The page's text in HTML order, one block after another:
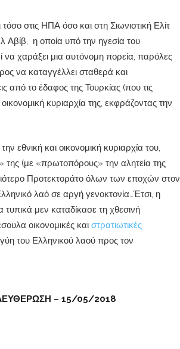
στις ΗΠΑ όσο και στη Σιωνιστική Ελίτ
Αβίβ, η οποία υπό την ηγεσία του
χαράξει μια αυτόνομη πορεία, παρόλες
να καταγγέλλει σταθερά και
από το έδαφος της Τουρκίας (που τις
οικονομική κυριαρχία της, εκφράζοντας την
εθνική και οικονομική κυριαρχία του,
της (με «πρωτοπόρους» την αλητεία της
Προτεκτοράτο όλων των εποχών στον
λαό σε αργή γενοκτονία…Έτσι, η
μεν καταδίκασε τη χθεσινή
οικονομικές και στρατιωτικές
του Ελληνικού λαού προς τον
– 15/05/2018